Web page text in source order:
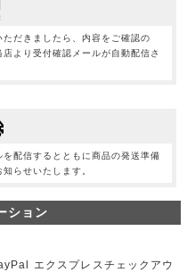
だきましたら、内容をご確認の
より受付確認メールが自動配信さ
配信するとともに商品の発送準備
らせいたします。
ション
エクスプレスチェックアウ